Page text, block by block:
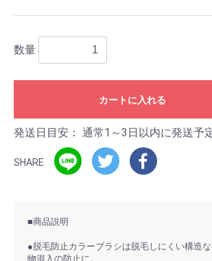
数量
カートに入れる
発送日目安： 通常1～3日以内に発送予
SHARE
■商品説明
●脱毛防止カラーブラシは脱毛しにくい構造
物混入の防止に。